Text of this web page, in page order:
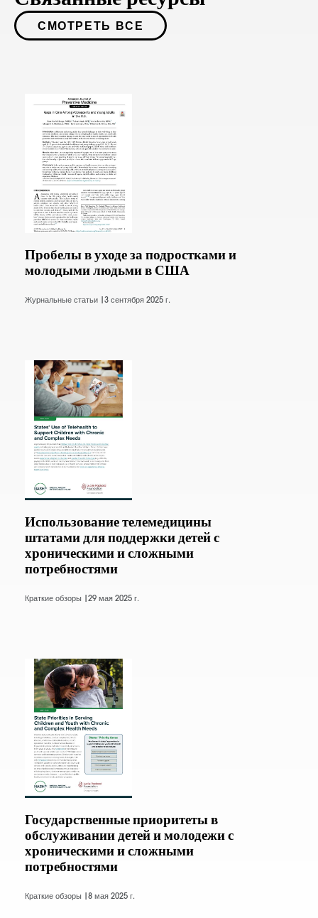
СМОТРЕТЬ ВСЕ
Пробелы в уходе за подростками и
молодыми людьми в США
Журнальные статьи | 3 сентября 2025 г.
Использование телемедицины
штатами для поддержки детей с
хроническими и сложными
потребностями
Краткие обзоры | 29 мая 2025 г.
Государственные приоритеты в
обслуживании детей и молодежи с
хроническими и сложными
потребностями
Краткие обзоры | 8 мая 2025 г.